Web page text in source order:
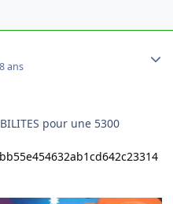
8 ans
pour une 5300